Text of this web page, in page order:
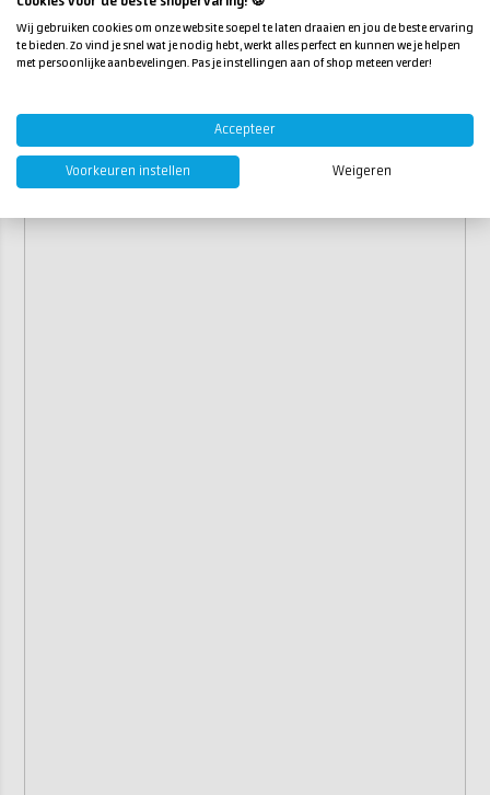
toepassingen waarbij extra sterkte gewenst is?
Deze glaskous is ook verkrijgbaar in een650
gr/m2uitvoering.
Wij gebruiken cookies om onze website soepel te laten draaien en jou de beste ervaring
te bieden. Zo vind je snel wat je nodig hebt, werkt alles perfect en kunnen we je helpen
met persoonlijke aanbevelingen. Pas je instellingen aan of shop meteen verder!
Accepteer
Voorkeuren instellen Weigeren